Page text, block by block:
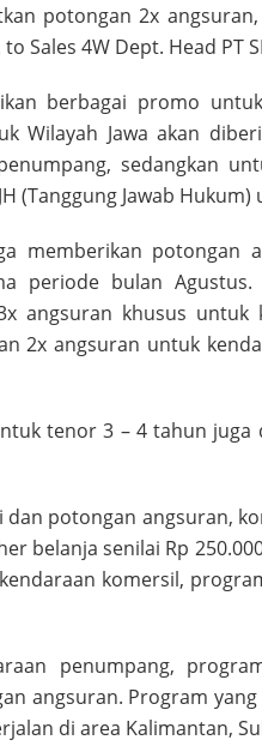
potongan 2x
Sales 4W Dept. Head PT
berbagai promo
Wilayah Jawa akan
sedangkan
(Tanggung Jawab
memberikan potongan
periode bulan
angsuran khusus
2x angsuran untuk
tenor 3 – 4 tahun
dan potongan angsuran,
belanja senilai Rp
komersil,
penumpang,
angsuran. Program
di area Kalimantan,